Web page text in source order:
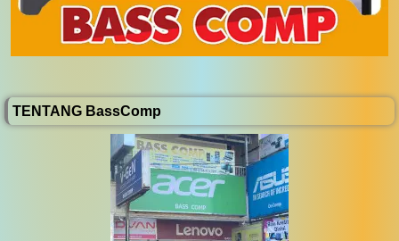
TENTANG BassComp